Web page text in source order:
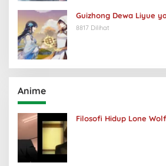
Guizhong Dewa Liyue
8817 Dilihat
Anime
Filosofi Hidup Lone